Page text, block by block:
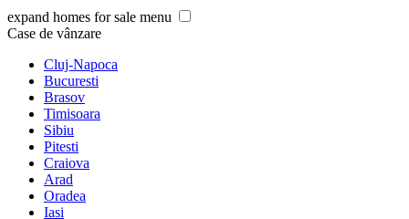
expand homes for sale menu
Case de vânzare
Cluj-Napoca
Bucuresti
Brasov
Timisoara
Sibiu
Pitesti
Craiova
Arad
Oradea
Iasi